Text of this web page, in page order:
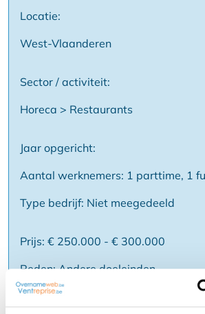
Locatie:
West-Vlaanderen
Sector / activiteit:
Horeca > Restaurants
Jaar opgericht:
Aantal werknemers: 1 parttime, 1
Type bedrijf: Niet meegedeeld
Prijs: € 250.000 - € 300.000
Reden: Andere doeleinden